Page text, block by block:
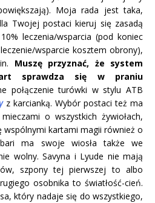
Moja rada jest taka,
Twojej postaci kieruj się zasadą
leczenia/wsparcia (pod koniec
wsparcie kosztem obrony),
Muszę przyznać, że system
sprawdza się w praniu
połączenie turówki w stylu ATB
z karcianką. Wybór postaci też ma
o wszystkich żywiołach,
wspólnymi kartami magii również o
ma swoje wiosła także we
wolny. Savyna i Lyude nie mają
szpony tej pierwszej to albo
osobnika to światłość-cień.
który nadaje się do wszystkiego,